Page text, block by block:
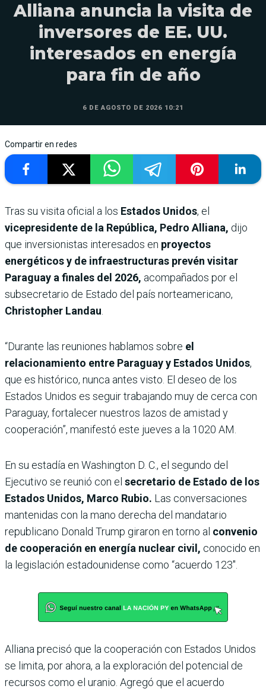
Alliana anuncia la visita de
inversores de EE. UU.
interesados en energía
para fin de año
6 DE AGOSTO DE 2026 10:21
Compartir en redes
Tras su visita oficial a los Estados Unidos, el
vicepresidente de la República, Pedro Alliana, dijo
que inversionistas interesados en proyectos
energéticos y de infraestructuras prevén visitar
Paraguay a finales del 2026, acompañados por el
subsecretario de Estado del país norteamericano,
Christopher Landau.
“Durante las reuniones hablamos sobre el
relacionamiento entre Paraguay y Estados Unidos,
que es histórico, nunca antes visto. El deseo de los
Estados Unidos es seguir trabajando muy de cerca con
Paraguay, fortalecer nuestros lazos de amistad y
cooperación”, manifestó este jueves a la 1020 AM.
En su estadía en Washington D. C., el segundo del
Ejecutivo se reunió con el secretario de Estado de los
Estados Unidos, Marco Rubio. Las conversaciones
mantenidas con la mano derecha del mandatario
republicano Donald Trump giraron en torno al convenio
de cooperación en energía nuclear civil, conocido en
la legislación estadounidense como “acuerdo 123″.
Alliana precisó que la cooperación con Estados Unidos
se limita, por ahora, a la exploración del potencial de
recursos como el uranio. Agregó que el acuerdo